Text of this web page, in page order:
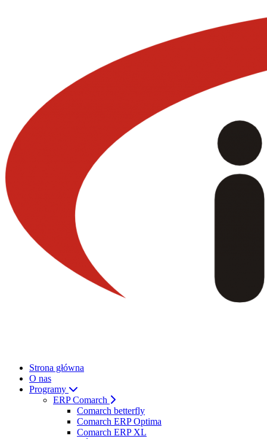
Strona główna
O nas
Programy
ERP Comarch
Comarch betterfly
Comarch ERP Optima
Comarch ERP XL